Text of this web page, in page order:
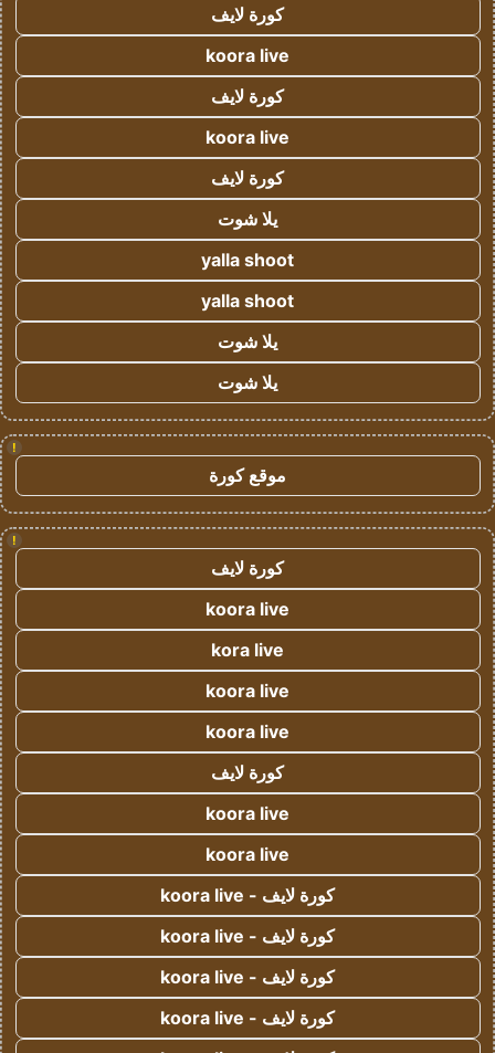
كورة لايف
koora live
كورة لايف
koora live
كورة لايف
يلا شوت
yalla shoot
yalla shoot
يلا شوت
يلا شوت
!
موقع كورة
!
كورة لايف
koora live
kora live
koora live
koora live
كورة لايف
koora live
koora live
كورة لايف - koora live
كورة لايف - koora live
كورة لايف - koora live
كورة لايف - koora live